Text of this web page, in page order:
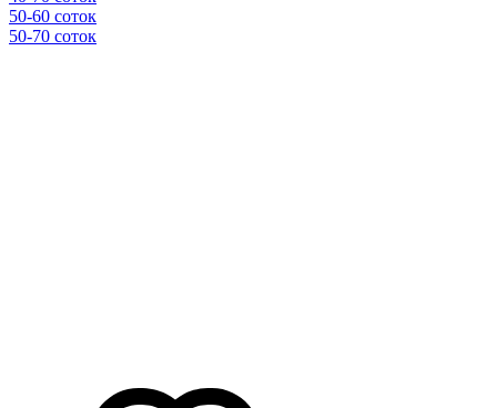
50-60 соток
50-70 соток